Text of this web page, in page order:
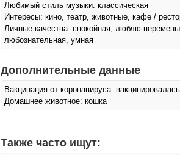
Любимый стиль музыки: классическая
Интересы: кино, театр, животные, кафе /
Личные качества: спокойная, люблю
любознательная, умная
Дополнительные данные
Вакцинация от коронавируса:
Домашнее животное: кошка
Также часто ищут: